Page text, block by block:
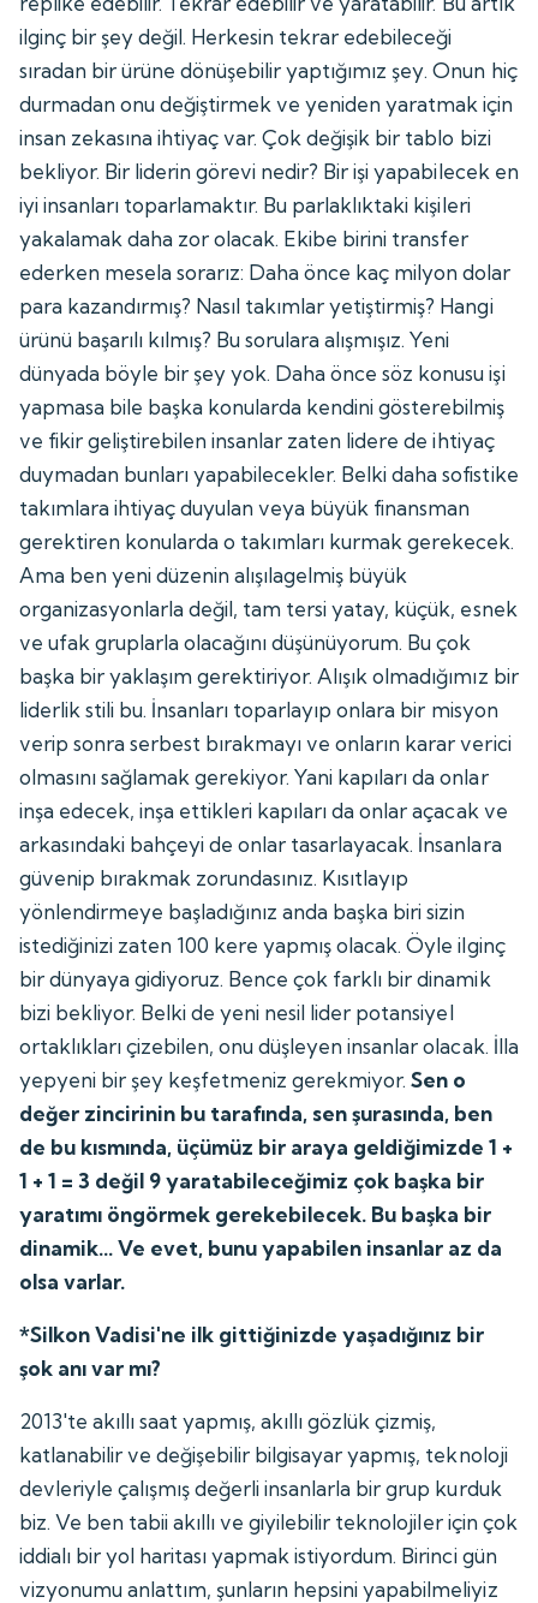
ilginç bir şey değil. Herkesin tekrar edebileceği
sıradan bir ürüne dönüşebilir yaptığımız şey. Onun hiç
durmadan onu değiştirmek ve yeniden yaratmak için
insan zekasına ihtiyaç var. Çok değişik bir tablo bizi
bekliyor. Bir liderin görevi nedir? Bir işi yapabilecek en
iyi insanları toparlamaktır. Bu parlaklıktaki kişileri
yakalamak daha zor olacak. Ekibe birini transfer
ederken mesela sorarız: Daha önce kaç milyon dolar
para kazandırmış? Nasıl takımlar yetiştirmiş? Hangi
ürünü başarılı kılmış? Bu sorulara alışmışız. Yeni
dünyada böyle bir şey yok. Daha önce söz konusu işi
yapmasa bile başka konularda kendini gösterebilmiş
ve fikir geliştirebilen insanlar zaten lidere de ihtiyaç
duymadan bunları yapabilecekler. Belki daha sofistike
takımlara ihtiyaç duyulan veya büyük finansman
gerektiren konularda o takımları kurmak gerekecek.
Ama ben yeni düzenin alışılagelmiş büyük
organizasyonlarla değil, tam tersi yatay, küçük, esnek
ve ufak gruplarla olacağını düşünüyorum. Bu çok
başka bir yaklaşım gerektiriyor. Alışık olmadığımız bir
liderlik stili bu. İnsanları toparlayıp onlara bir misyon
verip sonra serbest bırakmayı ve onların karar verici
olmasını sağlamak gerekiyor. Yani kapıları da onlar
inşa edecek, inşa ettikleri kapıları da onlar açacak ve
arkasındaki bahçeyi de onlar tasarlayacak. İnsanlara
güvenip bırakmak zorundasınız. Kısıtlayıp
yönlendirmeye başladığınız anda başka biri sizin
istediğinizi zaten 100 kere yapmış olacak. Öyle ilginç
bir dünyaya gidiyoruz. Bence çok farklı bir dinamik
bizi bekliyor. Belki de yeni nesil lider potansiyel
ortaklıkları çizebilen, onu düşleyen insanlar olacak. İlla
yepyeni bir şey keşfetmeniz gerekmiyor.Sen o
değer zincirinin bu tarafında, sen şurasında, ben
de bu kısmında, üçümüz bir araya geldiğimizde 1 +
1 + 1 = 3 değil 9 yaratabileceğimiz çok başka bir
yaratımı öngörmek gerekebilecek. Bu başka bir
dinamik... Ve evet, bunu yapabilen insanlar az da
olsa varlar.
*Silkon Vadisi'ne ilk gittiğinizde yaşadığınız bir
şok anı var mı?
2013'te akıllı saat yapmış, akıllı gözlük çizmiş,
katlanabilir ve değişebilir bilgisayar yapmış, teknoloji
devleriyle çalışmış değerli insanlarla bir grup kurduk
biz. Ve ben tabii akıllı ve giyilebilir teknolojiler için çok
iddialı bir yol haritası yapmak istiyordum. Birinci gün
vizyonumu anlattım, şunların hepsini yapabilmeliyiz